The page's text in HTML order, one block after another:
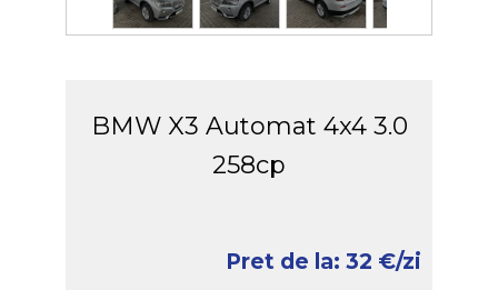
BMW X3 Automat 4x4 3.0
258cp
Pret de la: 32 €/zi